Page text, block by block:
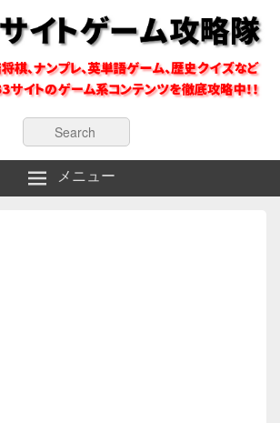
イトゲーム攻略隊
索:
メニュー